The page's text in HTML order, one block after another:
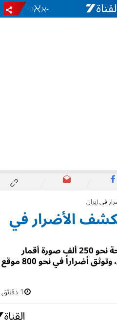
-
+
تكشف الأضرار في
أعادت شركة بلانيت لابس إتاحة نحو 250 ألف صورة أقمار
صناعية التُقطت منذ 9 مارس، وتوثق أضراراً في نحو 800 موقع
1 دقائق